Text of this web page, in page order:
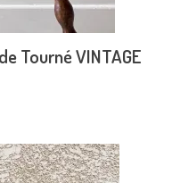
Tourné VINTAGE